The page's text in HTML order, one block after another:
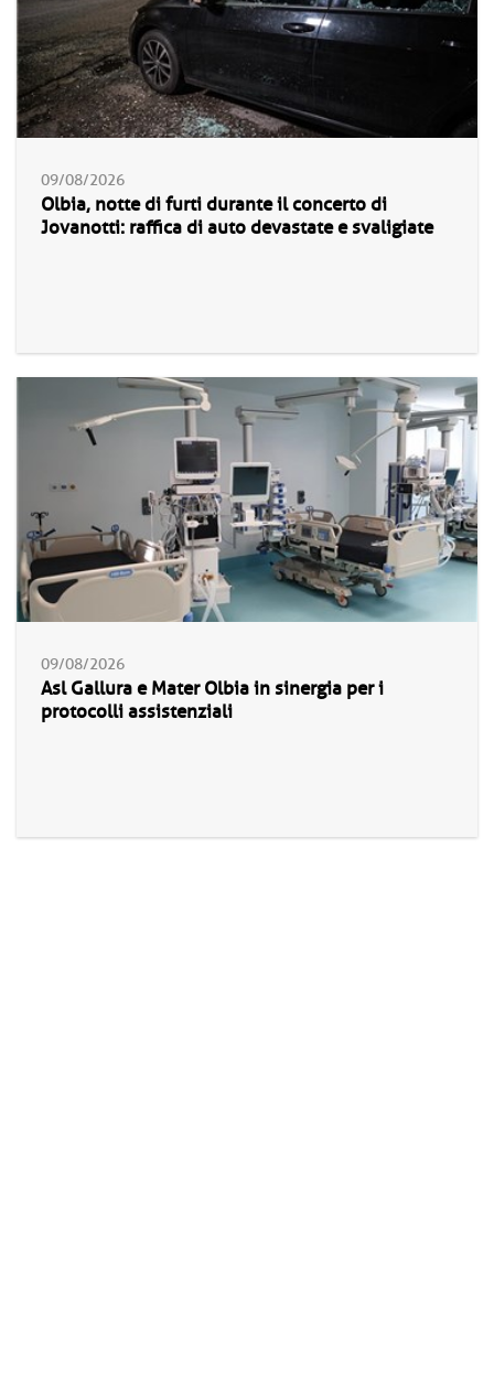
09/08/2026
Olbia, notte di furti durante il concerto di
Jovanotti: raffica di auto devastate e svaligiate
09/08/2026
Asl Gallura e Mater Olbia in sinergia per i
protocolli assistenziali